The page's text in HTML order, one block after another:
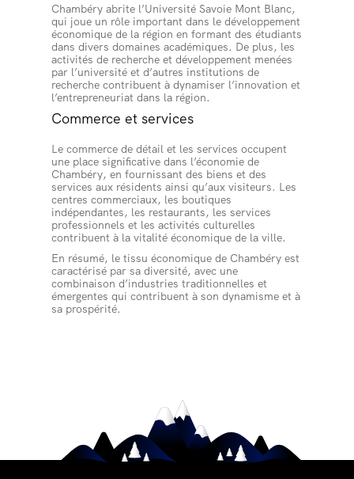
Chambéry abrite l’Université Savoie Mont Blanc,
qui joue un rôle important dans le développement
économique de la région en formant des étudiants
dans divers domaines académiques. De plus, les
activités de recherche et développement menées
par l’université et d’autres institutions de
recherche contribuent à dynamiser l’innovation et
l’entrepreneuriat dans la région.
Commerce et services
Le commerce de détail et les services occupent
une place significative dans l’économie de
Chambéry, en fournissant des biens et des
services aux résidents ainsi qu’aux visiteurs. Les
centres commerciaux, les boutiques
indépendantes, les restaurants, les services
professionnels et les activités culturelles
contribuent à la vitalité économique de la ville.
En résumé, le tissu économique de Chambéry est
caractérisé par sa diversité, avec une
combinaison d’industries traditionnelles et
émergentes qui contribuent à son dynamisme et à
sa prospérité.